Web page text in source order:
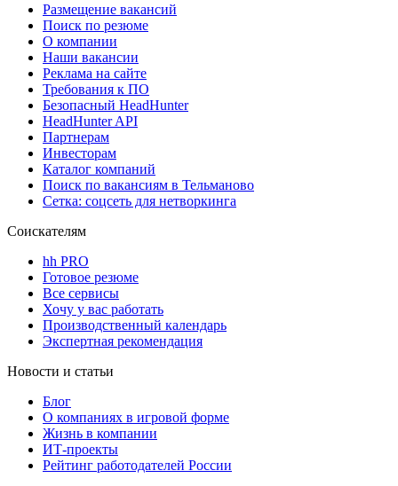
Размещение вакансий
Поиск по резюме
О компании
Наши вакансии
Реклама на сайте
Требования к ПО
Безопасный HeadHunter
HeadHunter API
Партнерам
Инвесторам
Каталог компаний
Поиск по вакансиям в Тельманово
Сетка: соцсеть для нетворкинга
Соискателям
hh PRO
Готовое резюме
Все сервисы
Хочу у вас работать
Производственный календарь
Экспертная рекомендация
Новости и статьи
Блог
О компаниях в игровой форме
Жизнь в компании
ИТ-проекты
Рейтинг работодателей России